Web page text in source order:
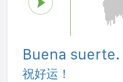
Buena suerte.
祝好运！